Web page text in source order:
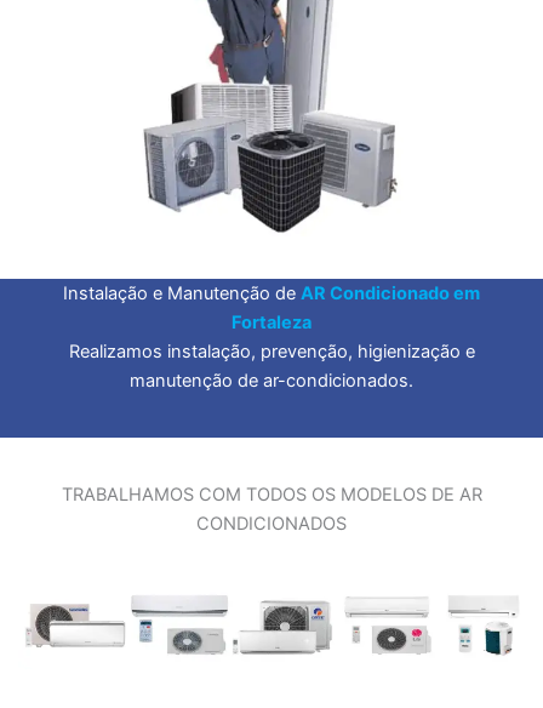
Instalação e Manutenção de AR Condicionado em
Fortaleza
Realizamos instalação, prevenção, higienização e
manutenção de ar-condicionados.
TRABALHAMOS COM TODOS OS MODELOS DE AR
CONDICIONADOS